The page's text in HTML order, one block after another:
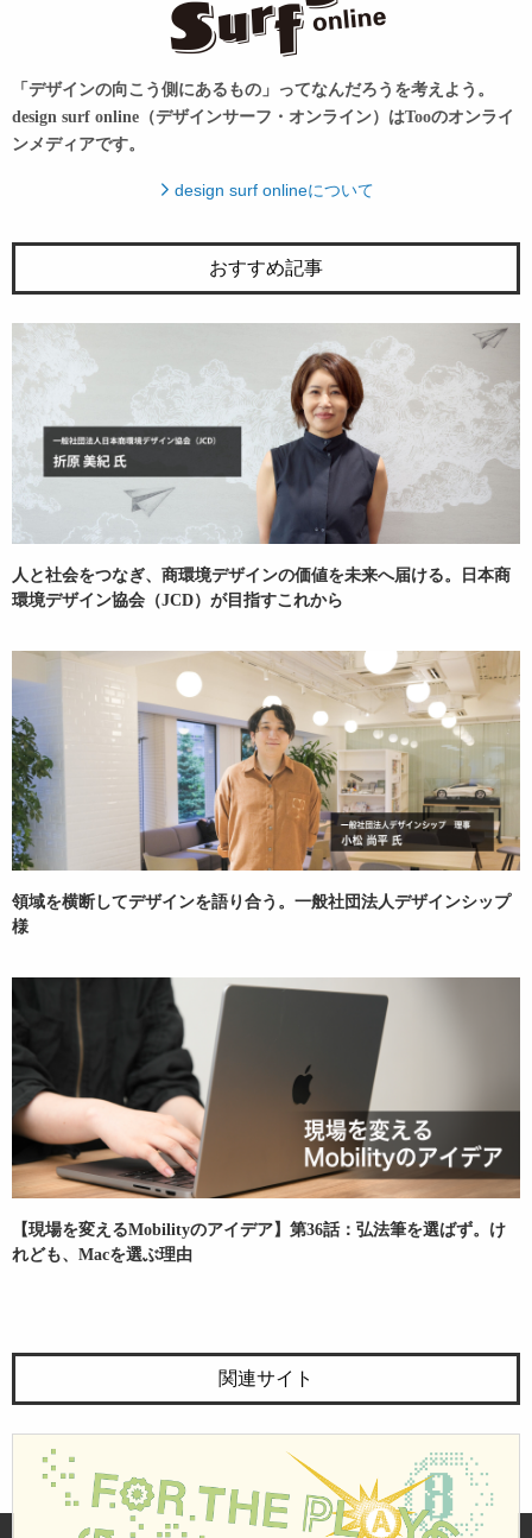
「デザインの向こう側にあるもの」ってなんだろうを考えよう。
design surf online（デザインサーフ・オンライン）はTooのオンライ
ンメディアです。
design surf onlineについて
おすすめ記事
人と社会をつなぎ、商環境デザインの価値を未来へ届ける。日本商
環境デザイン協会（JCD）が目指すこれから
領域を横断してデザインを語り合う。一般社団法人デザインシップ
様
【現場を変えるMobilityのアイデア】第36話：弘法筆を選ばず。け
れども、Macを選ぶ理由
関連サイト